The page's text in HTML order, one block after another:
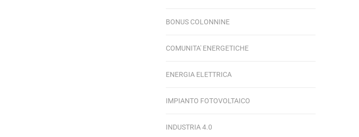
BONUS COLONNINE
COMUNITA' ENERGETICHE
ENERGIA ELETTRICA
IMPIANTO FOTOVOLTAICO
INDUSTRIA 4.0